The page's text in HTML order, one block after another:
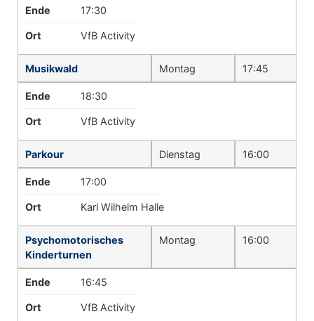
Ende 17:30
Ort VfB Activity
Musikwald Montag 17:45
Ende 18:30
Ort VfB Activity
Parkour Dienstag 16:00
Ende 17:00
Ort Karl Wilhelm Halle
Psychomotorisches
Kinderturnen
Montag 16:00
Ende 16:45
Ort VfB Activity